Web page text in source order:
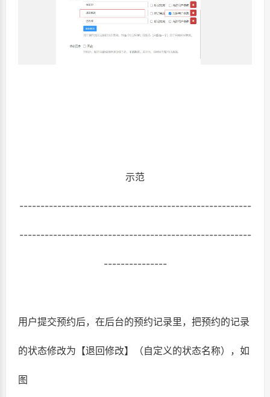
示范
-------------------------------------------------------
-------------------------------------------------------
---------------
用户提交预约后，在后台的预约记录里，把预约的记录
的状态修改为【退回修改】（自定义的状态名称），如
图